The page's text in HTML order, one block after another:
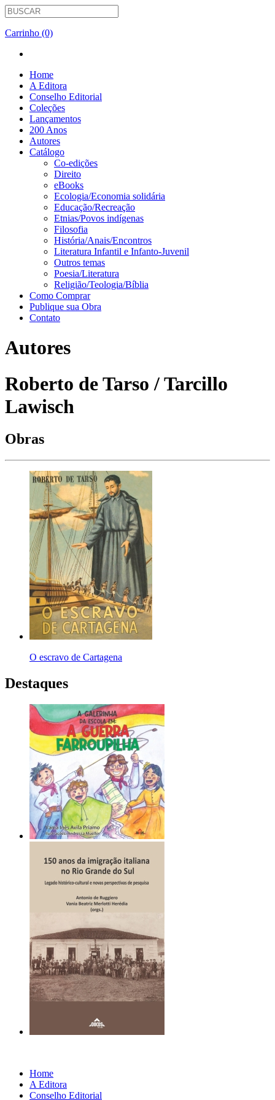
Carrinho (0)
Home
A Editora
Conselho Editorial
Coleções
Lançamentos
200 Anos
Autores
Catálogo
Co-edições
Direito
eBooks
Ecologia/Economia solidária
Educação/Recreação
Etnias/Povos indígenas
Filosofia
História/Anais/Encontros
Literatura Infantil e Infanto-Juvenil
Outros temas
Poesia/Literatura
Religião/Teologia/Bíblia
Como Comprar
Publique sua Obra
Contato
Autores
Roberto de Tarso / Tarcillo
Lawisch
Obras
O escravo de Cartagena
Destaques
Home
A Editora
Conselho Editorial